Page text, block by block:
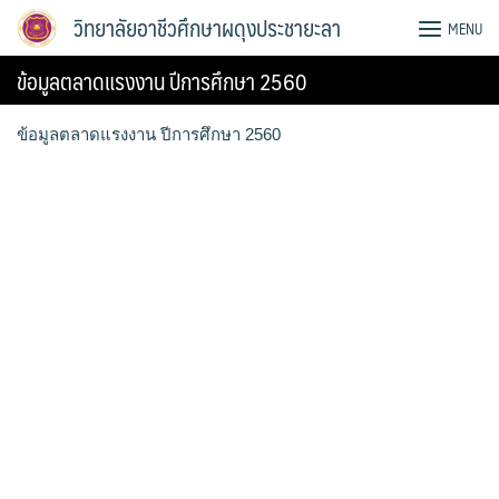
Skip
วิทยาลัยอาชีวศึกษาผดุงประชายะลา MENU
ข้อมูลตลาดแรงงาน ปีการศึกษา 2560
ข้อมูลตลาดแรงงาน ปีการศึกษา 2560